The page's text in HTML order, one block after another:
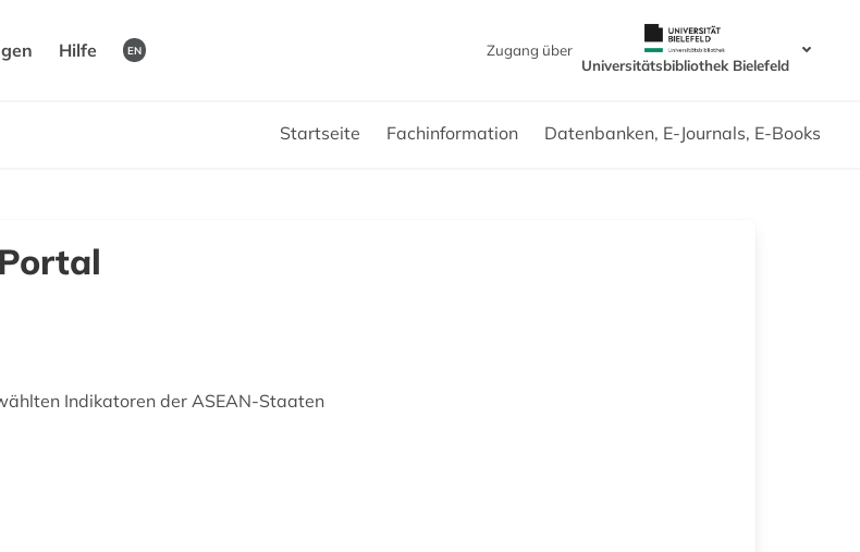
Hilfe EN
Zugang über
Universitätsbibliothek Bielefeld
Startseite Fachinformation Datenbanken, E-Journals, E-Books
Indikatoren der ASEAN-Staaten